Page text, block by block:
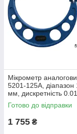
Мікрометр
5201-125A, діапазон
мм, дискретність
Готово до відправки
1 755 ₴